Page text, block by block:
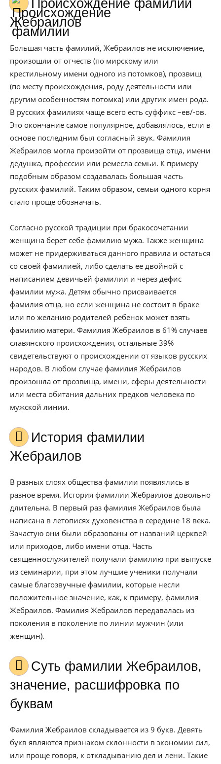
Происхождение фамилии
Жебраилов
Большая часть фамилий, Жебраилов не исключение,
произошли от отчеств (по мирскому или
крестильному имени одного из потомков), прозвищ
(по месту происхождения, роду деятельности или
другим особенностям потомка) или других имен рода.
В русских фамилиях чаще всего есть суффикс –ев/-ов.
Это окончание самое популярное, добавлялось, если в
основе последним был согласный звук. Фамилия
Жебраилов могла произойти от прозвища отца, имени
дедушка, профессии или ремесла семьи. К примеру
подобным образом создавалась большая часть
русских фамилий. Таким образом, семьи одного корня
стало проще обозначать.
Согласно русской традиции при бракосочетании
женщина берет себе фамилию мужа. Также женщина
может не придерживаться данного правила и остаться
со своей фамилией, либо сделать ее двойной с
написанием девичьей фамилии и через дефис
фамилии мужа. Детям обычно присваивается
фамилия отца, но если женщина не состоит в браке
или по желанию родителей ребенок может взять
фамилию матери. Фамилия Жебраилов в 61% случаев
славянского происхождения, остальные 39%
свидетельствуют о происхождении от языков русских
народов. В любом случае фамилия Жебраилов
произошла от прозвища, имени, сферы деятельности
или места обитания дальних предков человека по
мужской линии.
История фамилии
Жебраилов
В разных слоях общества фамилии появлялись в
разное время. История фамилии Жебраилов довольно
длительна. В первый раз фамилия Жебраилов была
написана в летописях духовенства в середине 18 века.
Зачастую они были образованы от названий церквей
или приходов, либо имени отца. Часть
священнослужителей получали фамилию при выпуске
из семинарии, при этом лучшие ученики получали
самые благозвучные фамилии, которые несли
положительное значение, как, к примеру, фамилия
Жебраилов. Фамилия Жебраилов передавалась из
поколения в поколение по линии мужчин (или
женщин).
Cуть фамилии Жебраилов,
значение, расшифровка по
буквам
Фамилия Жебраилов складывается из 9 букв. Девять
букв являются признаком склонности в экономии сил,
или проще говоря, к откладыванию дел и лени. Такие